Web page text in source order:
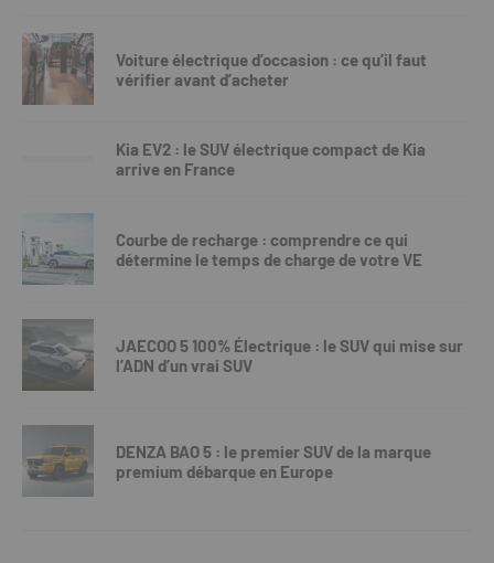
Voiture électrique d’occasion : ce qu’il faut
vérifier avant d’acheter
Kia EV2 : le SUV électrique compact de Kia
arrive en France
Courbe de recharge : comprendre ce qui
détermine le temps de charge de votre VE
JAECOO 5 100% Électrique : le SUV qui mise sur
l’ADN d’un vrai SUV
DENZA BAO 5 : le premier SUV de la marque
premium débarque en Europe